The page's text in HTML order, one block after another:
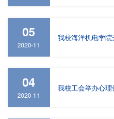
05
2020-11
我校海洋机电学
04
2020-11
我校工会举办心